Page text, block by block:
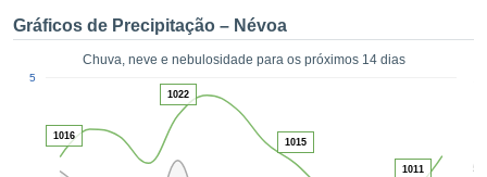
de alta
sem
CONTINUAR
Gráficos de Precipitação – Névoa
Chuva, neve e nebulosidade para os próximos 14 dias
50
5
1016
1022
1015
1011